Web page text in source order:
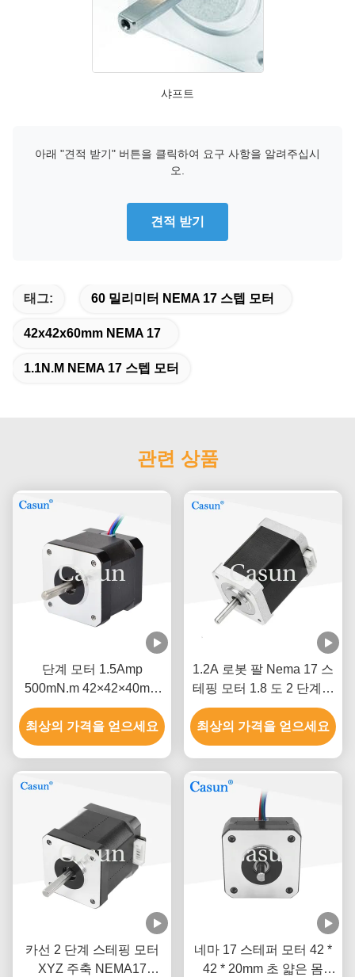
샤프트
아래 "견적 받기" 버튼을 클릭하여 요구 사항을 알려주십시
오.
견적 받기
태그: 60 밀리미터 NEMA 17 스텝 모터
42x42x60mm NEMA 17
1.1N.M NEMA 17 스텝 모터
관련 상품
단계 모터 1.5Amp
500mN.m 42×42×40mm
ISO CE와 함께 NEMA 17
최상의 가격을 얻으세요
1.2A 로봇 팔 Nema 17 스
테핑 모터 1.8 도 2 단계고
정밀도
최상의 가격을 얻으세요
카선 2 단계 스테핑 모터
XYZ 주축 NEMA17
네마 17 스테퍼 모터 42 *
42 * 20mm 초 얇은 몸